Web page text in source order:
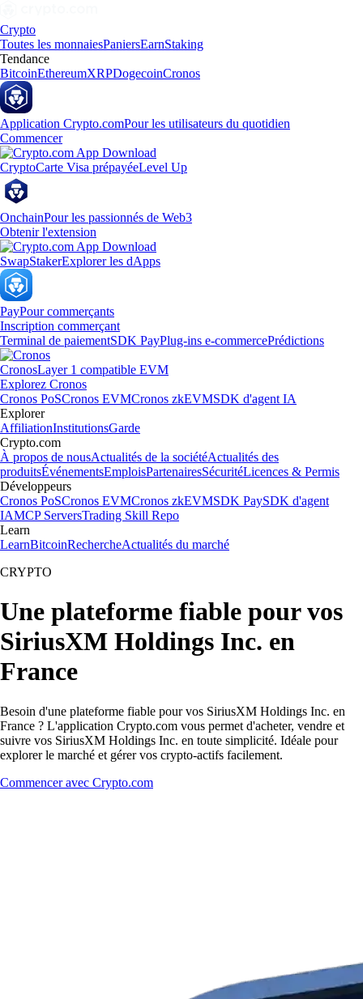
Crypto
Toutes les monnaiesPaniersEarnStaking
Tendance
BitcoinEthereumXRPDogecoinCronos
Application Crypto.comPour les utilisateurs du quotidien
Commencer
CryptoCarte Visa prépayéeLevel Up
OnchainPour les passionnés de Web3
Obtenir l'extension
SwapStakerExplorer les dApps
PayPour commerçants
Inscription commerçant
Terminal de paiementSDK PayPlug-ins e-commercePrédictions
CronosLayer 1 compatible EVM
Explorez Cronos
Cronos PoSCronos EVMCronos zkEVMSDK d'agent IA
Explorer
AffiliationInstitutionsGarde
Crypto.com
À propos de nousActualités de la sociétéActualités des
produitsÉvénementsEmploisPartenairesSécuritéLicences & Permis
Développeurs
Cronos PoSCronos EVMCronos zkEVMSDK PaySDK d'agent
IAMCP ServersTrading Skill Repo
Learn
LearnBitcoinRechercheActualités du marché
CRYPTO
Une plateforme fiable pour vos
SiriusXM Holdings Inc. en
France
Besoin d'une plateforme fiable pour vos SiriusXM Holdings Inc. en
France ? L'application Crypto.com vous permet d'acheter, vendre et
suivre vos SiriusXM Holdings Inc. en toute simplicité. Idéale pour
explorer le marché et gérer vos crypto-actifs facilement.
Commencer avec Crypto.com